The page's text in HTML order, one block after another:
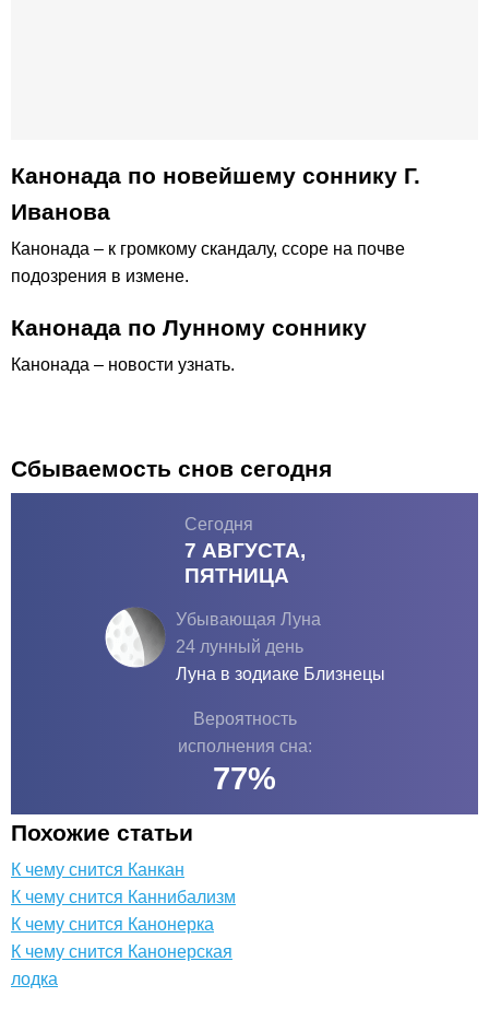
Канонада по новейшему соннику Г.
Иванова
Канонада – к громкому скандалу, ссоре на почве
подозрения в измене.
Канонада по Лунному соннику
Канонада – новости узнать.
Сбываемость снов сегодня
Сегодня
7 АВГУСТА,
ПЯТНИЦА
Убывающая Луна
24 лунный день
Луна в зодиаке Близнецы
Вероятность
исполнения сна:
77%
Похожие статьи
К чему снится Канкан
К чему снится Каннибализм
К чему снится Канонерка
К чему снится Канонерская
лодка